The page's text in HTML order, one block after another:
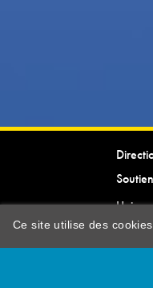
Ce site utilise des